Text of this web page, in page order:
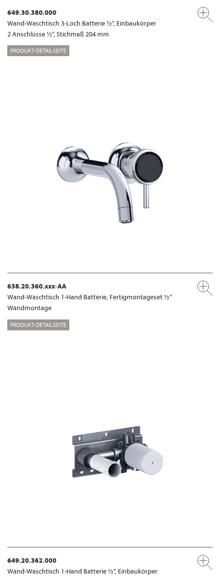
649.30.380.000
Wand-Waschtisch 3-Loch Batterie ½“, Einbaukörper
2 Anschlüsse ½“, Stichmaß 204 mm
PRODUKT-DETAILSEITE
638.20.360.xxx-AA
Wand-Waschtisch 1-Hand Batterie, Fertigmontageset ½“
Wandmontage
PRODUKT-DETAILSEITE
649.20.362.000
Wand-Waschtisch 1-Hand Batterie ½“, Einbaukörper